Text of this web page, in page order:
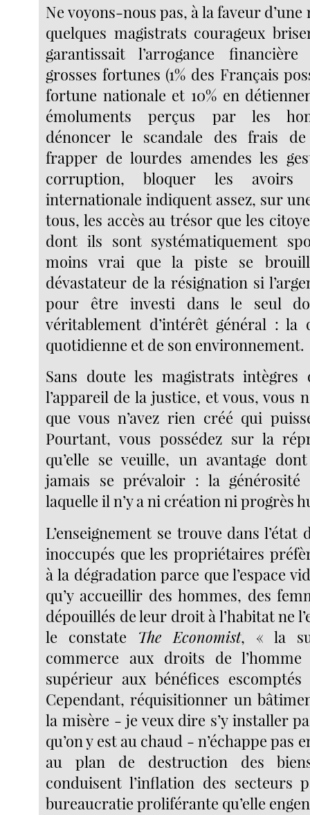
Ne voyons-nous pas, à la faveur
quelques magistrats courageux
garantissait l’arrogance
grosses fortunes (1% des Français
fortune nationale et 10% en
émoluments perçus par les
dénoncer le scandale des frais de
frapper de lourdes amendes les
corruption, bloquer les
internationale indiquent assez, sur
tous, les accès au trésor que les
dont ils sont systématiquement
moins vrai que la piste se
dévastateur de la résignation si
pour être investi dans le seul
véritablement d’intérêt général : la
quotidienne et de son environnement.
Sans doute les magistrats intègres
l’appareil de la justice, et vous, vous
que vous n’avez rien créé qui
Pourtant, vous possédez sur la
qu’elle se veuille, un avantage
jamais se prévaloir : la générosité
laquelle il n’y a ni création ni progrès
L’enseignement se trouve dans l’état
inoccupés que les propriétaires
à la dégradation parce que l’espace
qu’y accueillir des hommes, des
dépouillés de leur droit à l’habitat ne
le constate The Economist, « la
commerce aux droits de
supérieur aux bénéfices
Cependant, réquisitionner un
la misère - je veux dire s’y installer
qu’on y est au chaud - n’échappe pas
au plan de destruction des
conduisent l’inflation des secteurs
bureaucratie proliférante qu’elle